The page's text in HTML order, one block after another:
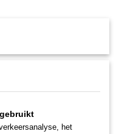
het